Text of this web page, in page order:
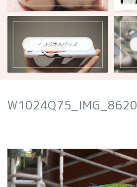
オリジナルグッズ
W1024Q75_IMG_8620